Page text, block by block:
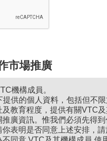
市場推廣
機構成員。
供的個人資料，包括但不
教育程度，提供有關VTC
廣資訊。惟我們必須先得
表明是否同意上述安排，